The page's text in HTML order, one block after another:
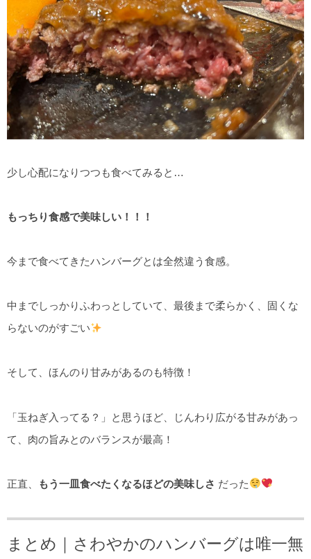
少し心配になりつつも食べてみると…
もっちり食感で美味しい！！！
今まで食べてきたハンバーグとは全然違う食感。
中までしっかりふわっとしていて、最後まで柔らかく、固くな
らないのがすごい
そして、ほんのり甘みがあるのも特徴！
「玉ねぎ入ってる？」と思うほど、じんわり広がる甘みがあっ
て、肉の旨みとのバランスが最高！
正直、 もう一皿食べたくなるほどの美味しさ だった
まとめ｜さわやかのハンバーグは唯一無